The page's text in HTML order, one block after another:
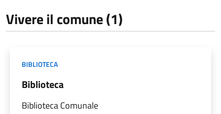
Vivere il comune (1)
BIBLIOTECA
Biblioteca
Biblioteca Comunale